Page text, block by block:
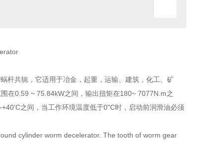
蜗杆共轭，它适用于冶金，起重，运输、建筑，化工、矿
在0.59 ~ 75.84kW之间，输出扭矩在180~ 7077N.m之
之间，当工作环境温度低于0"C时，启动前润滑油必须
cylinder worm decelerator. The tooth of worm gear